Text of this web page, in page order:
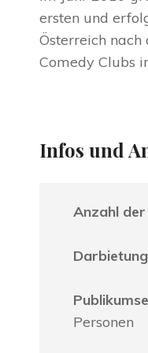
ersten und
Österreich
Comedy Clubs
Infos und
Anzahl
Personen